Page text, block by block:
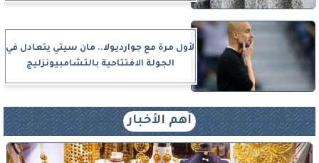
لأول مرة مع جوارديولا.. مان سيتي يتعادل في
الجولة الافتتاحية بالتشامبيونزليج
أهم الأخبار